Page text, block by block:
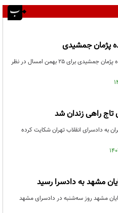
سخنگوی قوه قضائیه:وقت رسیدگی به پرونده پژمان جمشیدی برای ۲۵ بهمن امسال در نظر
تاج راهی زندان شد
به دادسرای انقلاب تهران شکایت کرده
مشهد به دادسرا رسید
مشهد روز سه‌شنبه در دادسرای مشهد